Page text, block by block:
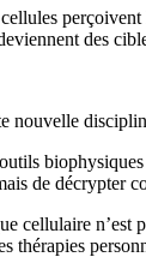
des
nouvelle
de décrypter
cellulaire
thérapies